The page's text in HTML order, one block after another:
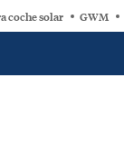
coche solar GWM